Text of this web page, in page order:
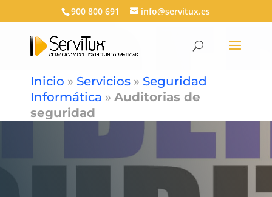
900 800 691 info@servitux.es
Inicio » Servicios» Seguridad
Informática » Auditorias de
seguridad